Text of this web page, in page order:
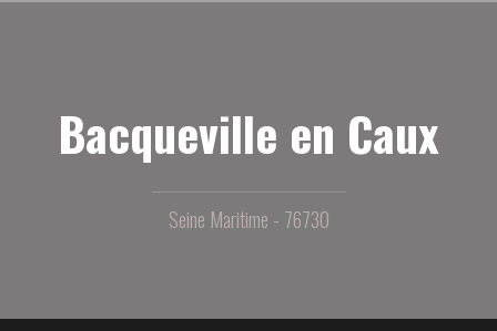
Bacqueville en Caux
Seine Maritime - 76730